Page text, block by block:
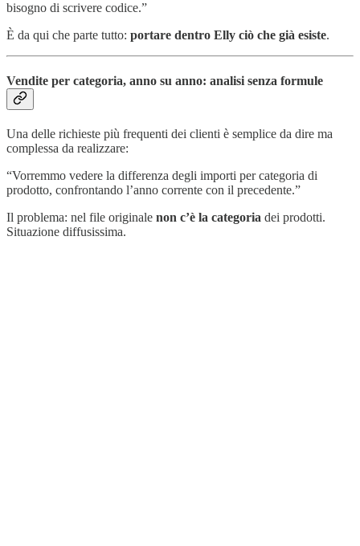
bisogno di scrivere codice.”
È da qui che parte tutto: portare dentro Elly ciò che già esiste.
Vendite per categoria, anno su anno: analisi senza formule
Una delle richieste più frequenti dei clienti è semplice da dire ma
complessa da realizzare:
“Vorremmo vedere la differenza degli importi per categoria di
prodotto, confrontando l’anno corrente con il precedente.”
Il problema: nel file originale non c’è la categoria dei prodotti.
Situazione diffusissima.